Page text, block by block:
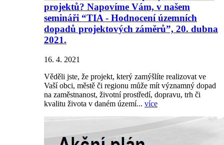
projektů? Napovíme Vám, v našem
semináři “TIA - Hodnocení územních
dopadů projektových záměrů”, 20. dubna
2021.
16. 4. 2021
Věděli jste, že projekt, který zamýšlíte realizovat ve
Vaší obci, městě či regionu může mít významný dopad
na zaměstnanost, životní prostředí, dopravu, trh či
kvalitu života v daném území... více